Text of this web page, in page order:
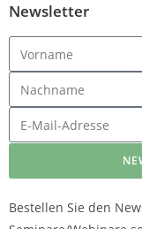
Newsletter
Bestellen Sie den